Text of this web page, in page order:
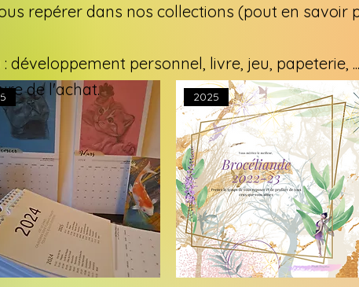
2025
repérer dans nos collections (pout en savoir
personnel, livre, jeu, papeterie, ...
de l'achat.